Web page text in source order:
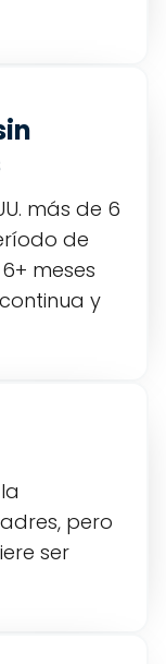
más de 6
de
meses
y
pero
ser